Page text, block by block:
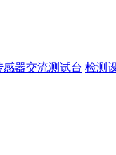
感器交流测试台 检测